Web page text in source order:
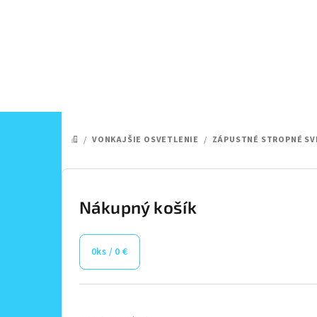
DOMOV
/ VONKAJŠIE OSVETLENIE / ZÁPUSTNÉ STROPNÉ
B
Nákupný košík
0ks / 0 €